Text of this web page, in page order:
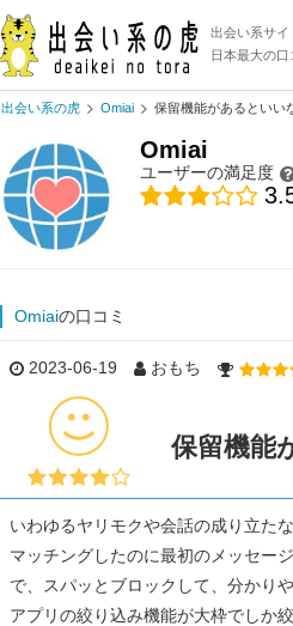
出会い系サイ
日本最大の口
出会い系の虎 Omiai 保留機能があるといい
Omiai
ユーザーの満足度
Omiaiの口コミ
2023-06-19 おもち
保留機能
いわゆるヤリモクや会話の成り立た
マッチングしたのに最初のメッセー
で、スパッとブロックして、分かり
アプリの絞り込み機能が大枠でしか